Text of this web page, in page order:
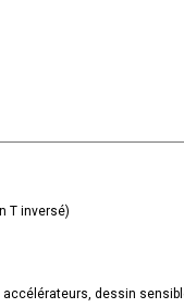
T inversé)
dessin